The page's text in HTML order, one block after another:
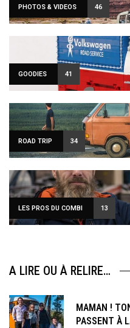
Sign Up
I would like to
PHOTOS & VIDEOS 46
GOODIES 41
ROAD TRIP 34
LES PROS DU COMBI 13
A LIRE OU À RELIRE…
MAMAN !
PASSENT À